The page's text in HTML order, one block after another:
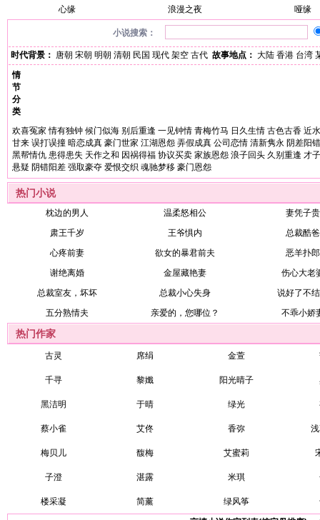
心缘
浪漫之夜 哑缘
小说搜索：
时代背景： 唐朝 宋朝 明朝 清朝 民国 现代 架空 古代 故事地点： 大陆 香港 台湾
情
节
分
类
欢喜冤家 情有独钟 候门似海 别后重逢 一见钟情 青梅竹马 日久生情 古色古香 近
甘来 误打误撞 暗恋成真 豪门世家 江湖恩怨 弄假成真 公司恋情 清新隽永 阴差阳错
黑帮情仇 患得患失 天作之和 因祸得福 协议买卖 家族恩怨 浪子回头 久别重逢 才
悬疑 阴错阳差 强取豪夺 爱恨交织 魂驰梦移 豪门恩怨
热门小说
枕边的男人 温柔怒相公
妻凭子贵
肃王千岁
王爷惧内
总裁酷爸
心疼前妻
欲女的暴君前夫
恶羊扑郎
谢绝离婚
金屋藏艳妻
伤心大老
总裁室友，坏坏
总裁小心失身
说好了不
五分熟情夫
亲爱的，您哪位？ 不乖小娇
热门作家
古灵 席绢 金萱
千寻 黎孅 阳光晴子
黑洁明 于晴 绿光
蔡小雀 艾佟 香弥
梅贝儿 馥梅 艾蜜莉
子澄 湛露 米琪
楼采凝 简薰 绿风筝